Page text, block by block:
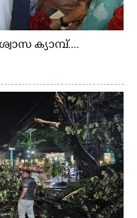
ക്യാമ്പ്....